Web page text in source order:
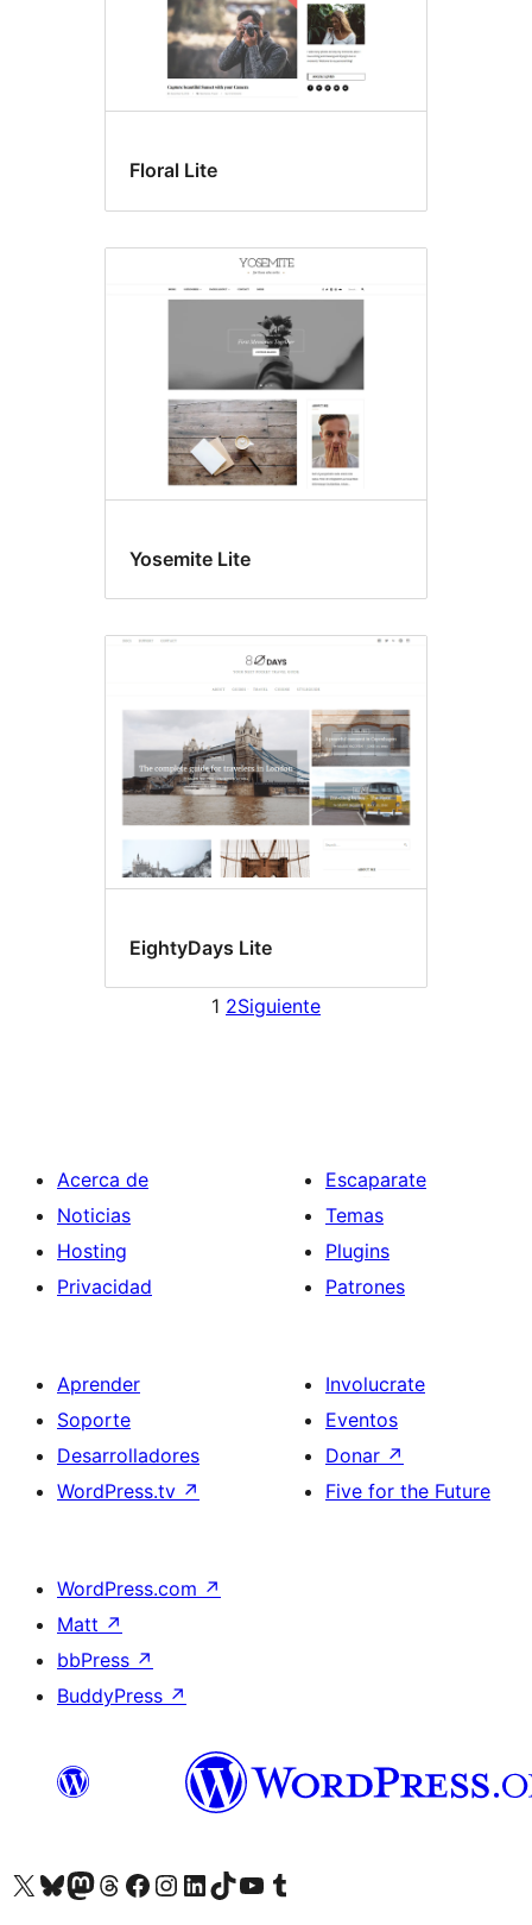
Floral Lite
Yosemite Lite
EightyDays Lite
1 2Siguiente
Acerca de
Noticias
Hosting
Privacidad
Escaparate
Temas
Plugins
Patrones
Aprender
Soporte
Desarrolladores
WordPress.tv ↗
Involucrate
Eventos
Donar ↗
Five for the Future
WordPress.com ↗
Matt ↗
bbPress ↗
BuddyPress ↗
Visitá nuestra cuenta de X (anteriormente Twitter)
Visitá nuestra cuenta de Bluesky
Visitá nuestra cuenta de Mastodon
Visitá nuestra cuenta de Threads
Visitá nuestra página de Facebook
Visitá nuestra cuenta de Instagram
Visitá nuestra cuenta de LinkedIn
Visitá nuestra cuenta de TikTok
Visitá nuestro canal de YouTube
Visitá nuestra cuenta de Tumblr